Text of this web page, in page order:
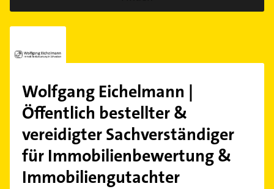
Wolfgang Eichelmann |
Öffentlich bestellter &
vereidigter Sachverständiger
für Immobilienbewertung &
Immobiliengutachter